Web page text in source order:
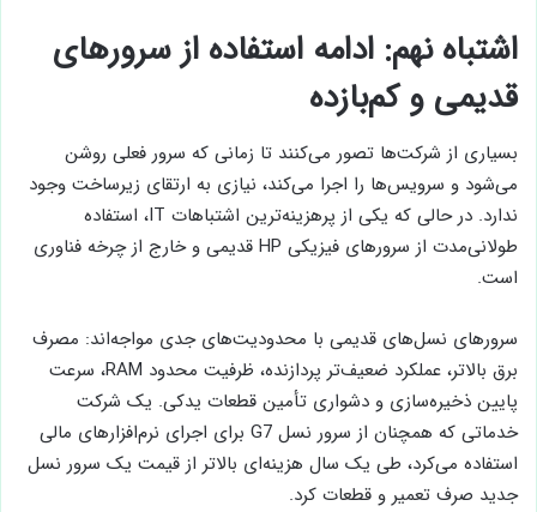
اشتباه نهم: ادامه استفاده از سرورهای
قدیمی و کم‌بازده
بسیاری از شرکت‌ها تصور می‌کنند تا زمانی که سرور فعلی روشن
می‌شود و سرویس‌ها را اجرا می‌کند، نیازی به ارتقای زیرساخت وجود
ندارد. در حالی که یکی از پرهزینه‌ترین اشتباهات IT، استفاده
طولانی‌مدت از سرورهای فیزیکی HP قدیمی و خارج از چرخه فناوری
است.
سرورهای نسل‌های قدیمی با محدودیت‌های جدی مواجه‌اند: مصرف
برق بالاتر، عملکرد ضعیف‌تر پردازنده، ظرفیت محدود RAM، سرعت
پایین ذخیره‌سازی و دشواری تأمین قطعات یدکی. یک شرکت
خدماتی که همچنان از سرور نسل G7 برای اجرای نرم‌افزارهای مالی
استفاده می‌کرد، طی یک سال هزینه‌ای بالاتر از قیمت یک سرور نسل
جدید صرف تعمیر و قطعات کرد.